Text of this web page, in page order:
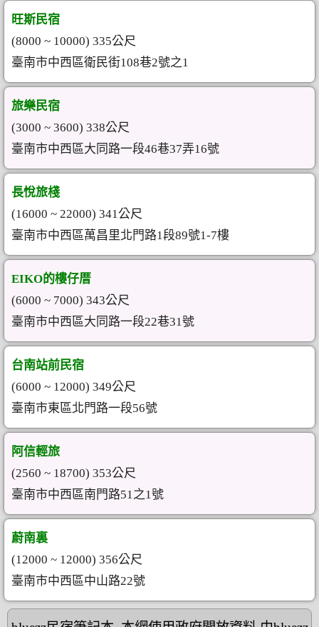
旺斯民宿
(8000 ~ 10000) 335公尺
臺南市中西區衛民街108巷2號之1
旅樂民宿
(3000 ~ 3600) 338公尺
臺南市中西區大同路一段46巷37弄16號
長悅旅棧
(16000 ~ 22000) 341公尺
臺南市中西區萬昌里北門路1段89號1-7樓
EIKO的樓仔厝
(6000 ~ 7000) 343公尺
臺南市中西區大同路一段22巷31號
台南站前民宿
(6000 ~ 12000) 349公尺
臺南市東區北門路一段56號
阿信輕旅
(2560 ~ 18700) 353公尺
臺南市中西區南門路51之1號
蔚南裏
(12000 ~ 12000) 356公尺
臺南市中西區中山路22號